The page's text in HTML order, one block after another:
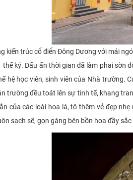
trúc cổ điển Đông Dương với mái
kỷ. Dấu ấn thời gian đã làm phai sờn
hệ học viên, sinh viên của Nhà
trường đều toát lên sự tinh tế, khang
của các loài hoa lá, tô thêm vẻ đẹp
sạch sẽ, gọn gàng bên bồn hoa đầy